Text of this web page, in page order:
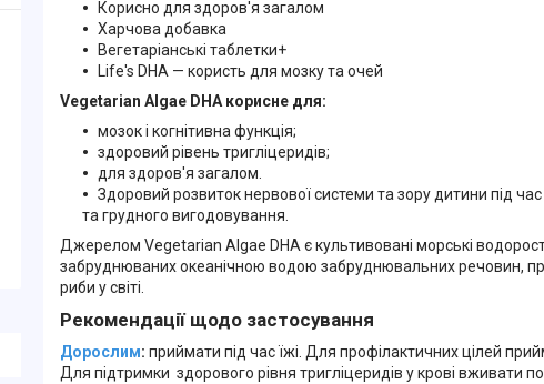
Корисно для здоров'я загалом
Харчова добавка
Вегетаріанські таблетки+
Life's DHA — користь для мозку та очей
Vegetarian Algae DHA корисне для:
мозок і когнітивна функція;
здоровий рівень тригліцеридів;
для здоров'я загалом.
Здоровий розвиток нервової системи та зору дитини під
та грудного вигодовування.
Джерелом Vegetarian Algae DHA є культивовані морські
забруднюваних океанічною водою забруднювальних речовин,
риби у світі.
Рекомендації щодо застосування
Дорослим: приймати під час їжі. Для профілактичних цілей
Для підтримки здорового рівня тригліцеридів у крові вживати